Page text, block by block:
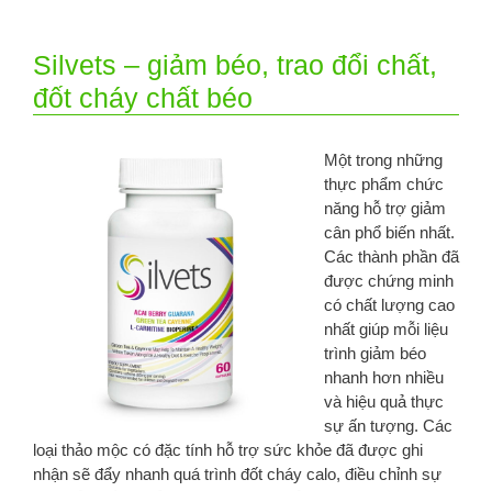
Silvets – giảm béo, trao đổi chất,
đốt cháy chất béo
Một trong những
thực phẩm chức
năng hỗ trợ giảm
cân phổ biến nhất.
Các thành phần đã
được chứng minh
có chất lượng cao
nhất giúp mỗi liệu
trình giảm béo
nhanh hơn nhiều
và hiệu quả thực
sự ấn tượng. Các
loại thảo mộc có đặc tính hỗ trợ sức khỏe đã được ghi
nhận sẽ đẩy nhanh quá trình đốt cháy calo, điều chỉnh sự